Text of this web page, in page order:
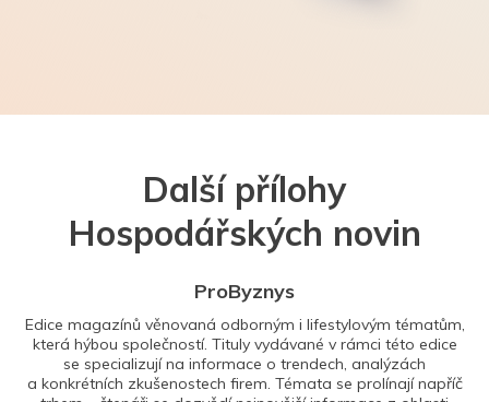
Další přílohy
Hospodářských novin
ProByznys
Edice magazínů věnovaná odborným i lifestylovým tématům,
která hýbou společností. Tituly vydávané v rámci této edice
se specializují na informace o trendech, analýzách
a konkrétních zkušenostech firem. Témata se prolínají napříč